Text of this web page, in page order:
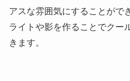
アスな雰囲気にすることがで
ライトや影を作ることでクー
きます。